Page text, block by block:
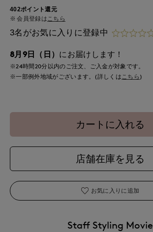
402ポイント還元
会員登録は こちら
3名がお気に入りに登録中
8月9日（日） にお届けします！
※24時間20分以内のご注文、ご入金が対象です。
※一部例外地域がございます。(詳しくはこちら )
カートに入れる
店舗在庫を見る
お気に入りに追加
Staff Styling Movie